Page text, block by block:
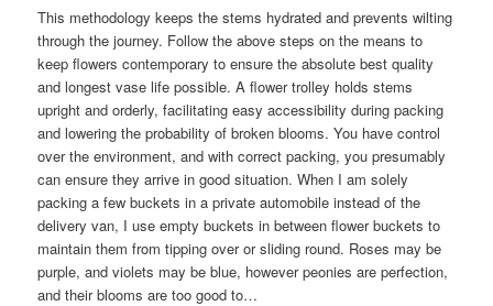
This methodology keeps the stems hydrated and prevents wilting
through the journey. Follow the above steps on the means to
keep flowers contemporary to ensure the absolute best quality
and longest vase life possible. A flower trolley holds stems
upright and orderly, facilitating easy accessibility during packing
and lowering the probability of broken blooms. You have control
over the environment, and with correct packing, you presumably
can ensure they arrive in good situation. When I am solely
packing a few buckets in a private automobile instead of the
delivery van, I use empty buckets in between flower buckets to
maintain them from tipping over or sliding round. Roses may be
purple, and violets may be blue, however peonies are perfection,
and their blooms are too good to…